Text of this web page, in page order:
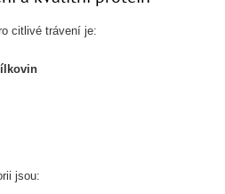
citlivé trávení je:
jsou: